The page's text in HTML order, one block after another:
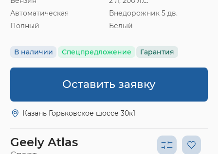
Автоматическая
Внедорожник 5 дв.
Полный
Белый
В наличии Спецпредложение Гарантия
Оставить заявку
Казань Горьковское шоссе 30к1
Geely Atlas